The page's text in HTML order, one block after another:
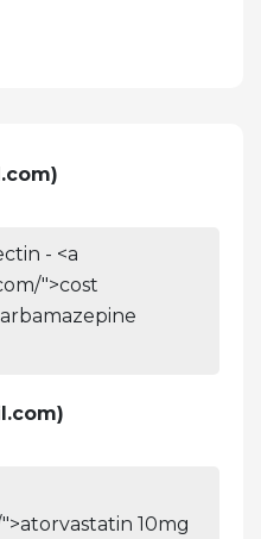
)
- <a
">cost
)
10mg